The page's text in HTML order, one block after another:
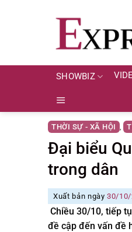
SHOWBIZ
THỜI SỰ - XÃ HỘI ,
Đại biểu
trong dân
Xuất bản ngày30/10/
Chiều 30/10, tiếp
đề cập đến vấn đề